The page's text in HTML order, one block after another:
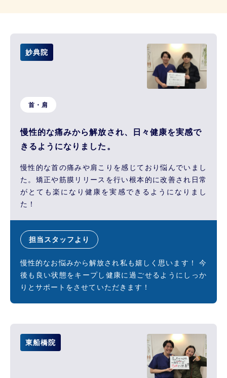
妙典院
首・肩
慢性的な痛みから解放され、日々健康を実感で
きるようになりました。
慢性的な首の痛みや肩こりを感じており悩んでいまし
た。矯正や筋膜リリースを行い根本的に改善され日常
がとても楽になり健康を実感できるようになりまし
た！
担当スタッフより
慢性的なお悩みから解放され私も嬉しく思います！ 今
後も良い状態をキープし健康に過ごせるようにしっか
りとサポートをさせていただきます！
東船橋院